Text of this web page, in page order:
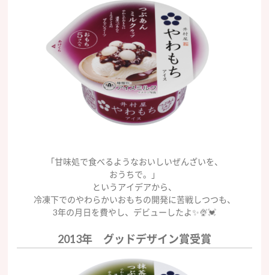
「甘味処で食べるようなおいしいぜんざいを、
おうちで。」
というアイデアから、
冷凍下でのやわらかいおもちの開発に苦戦しつつも、
3年の月日を費やし、デビューしたよ✨🍨💓
2013年 グッドデザイン賞受賞